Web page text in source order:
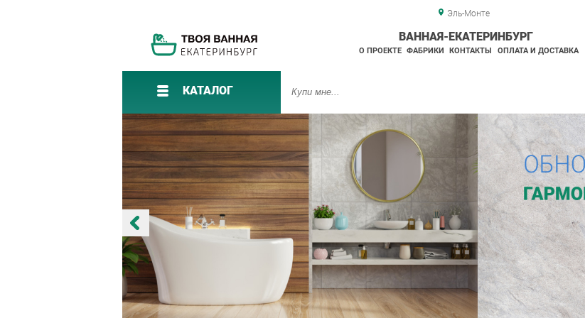
Эль-Монте
ВАННАЯ-ЕКАТЕРИНБУРГ
О ПРОЕКТЕ ФАБРИКИ КОНТАКТЫ ОПЛАТА И ДОСТАВКА
КАТАЛОГ